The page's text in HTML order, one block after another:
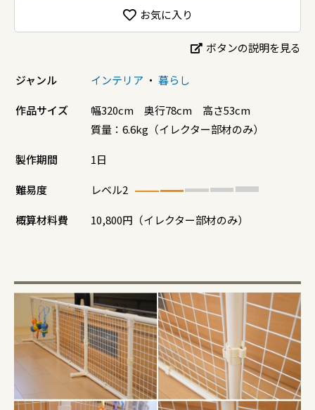
お気に入り
ボタンの説明を見る
ジャンル インテリア ・ 暮らし
作品サイズ
幅320cm 奥行78cm 高さ53cm
質量：6.6kg（イレクター部材のみ）
製作期間 1日
難易度 レベル2
概算材料費 10,800円（イレクター部材のみ）